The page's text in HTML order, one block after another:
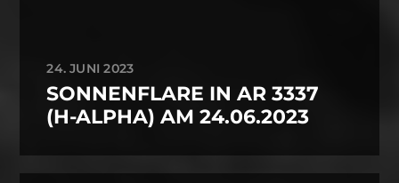
24. JUNI 2023
SONNENFLARE IN AR 3337
(H-ALPHA) AM 24.06.2023